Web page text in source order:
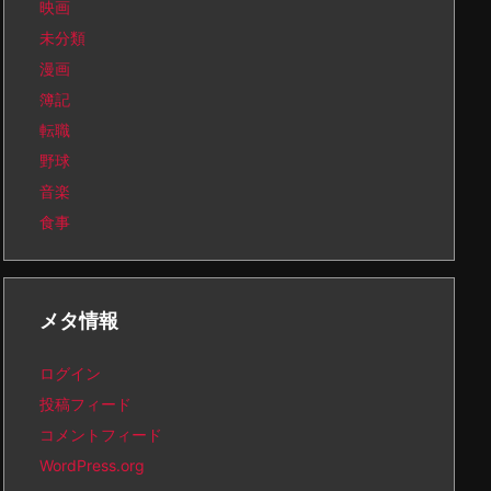
映画
未分類
漫画
簿記
転職
野球
音楽
食事
メタ情報
ログイン
投稿フィード
コメントフィード
WordPress.org